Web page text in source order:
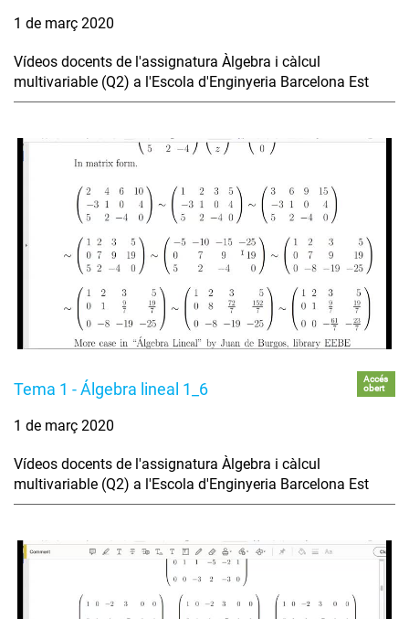
1 de març 2020
Vídeos docents de l'assignatura Àlgebra i càlcul
multivariable (Q2) a l'Escola d'Enginyeria Barcelona Est
Tema 1 - Álgebra lineal 1_6
Accés
obert
1 de març 2020
Vídeos docents de l'assignatura Àlgebra i càlcul
multivariable (Q2) a l'Escola d'Enginyeria Barcelona Est